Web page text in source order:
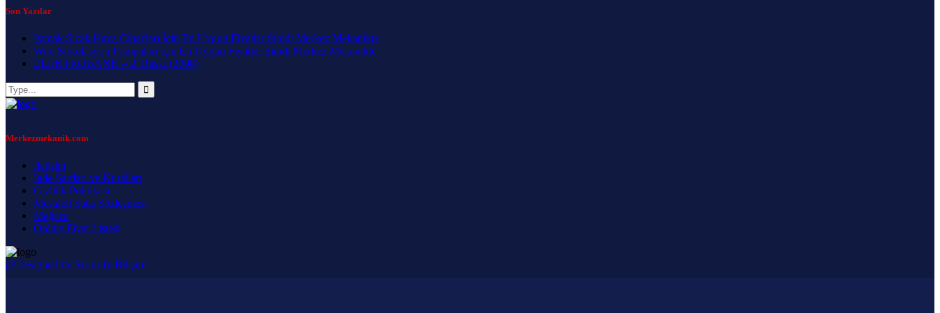
Son Yazılar
Isımak Sıcak Hava Cihazları İçin En Uygun Fiyatlar Şimdi Merkez Mekanikte
Wilo Sirkülasyon Pompaları için En Uygun Fiyatlar Şimdi Merkez Mekanikte
ELEKTROBANK – 2. Baskı (2008)
Merkezmekanik.com
İletişim
İade Şartları ve Kuralları
Gizlilik Politikası
Mesafeli Satış Sözleşmesi
Mağaza
Online Fiyat Listesi
@ designed by Securify Bilişim